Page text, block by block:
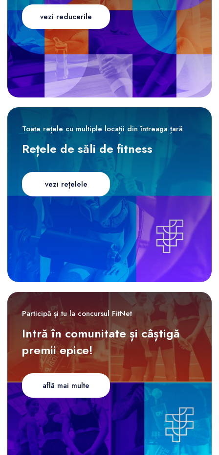
vezi reducerile
Toate rețele cu multiple locații din întreaga țară
Rețele de săli de fitness
vezi rețelele
Participă și tu la concursul FitNet
Intră în comunitate și câștigă
premii epice!
află mai multe